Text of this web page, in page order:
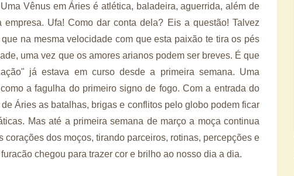
Vênus em Áries é atlética, baladeira, aguerrida, além de
empresa. Ufa! Como dar conta dela? Eis a questão! Talvez
na mesma velocidade com que esta paixão te tira os pés
uma vez que os amores arianos podem ser breves. É que
já estava em curso desde a primeira semana. Uma
a fagulha do primeiro signo de fogo. Com a entrada do
Áries as batalhas, brigas e conflitos pelo globo podem ficar
Mas até a primeira semana de março a moça continua
corações dos moços, tirando parceiros, rotinas, percepções e
chegou para trazer cor e brilho ao nosso dia a dia.